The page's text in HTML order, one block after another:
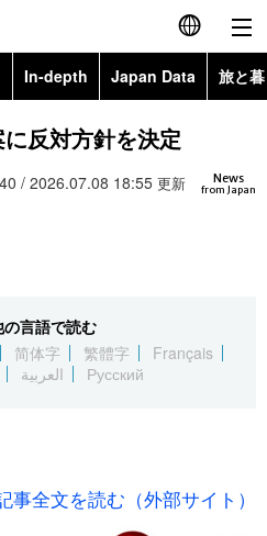
English
简体字
繁體字
العربية
In-depth Japan Data 旅と
Topics
Images
お知らせ
反対方針を決定
News
from Japan
/ 2026.07.08 18:55 更新
の言語で読む
简体字 繁體字
Français
العربية Русский
事全文を読む（外部サイト）